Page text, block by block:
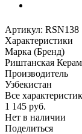
Артикул: RSN138
Характеристики
Марка (Бренд)
Риштанская
Производитель
Узбекистан
Все
1 145 руб.
Нет в наличии
Поделиться